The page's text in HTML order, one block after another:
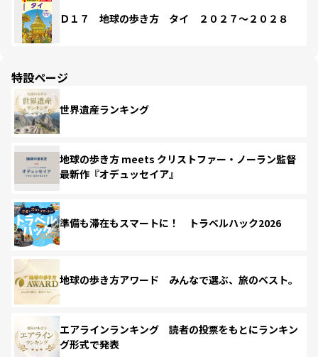
Ｄ１７ 地球の歩き方 タイ ２０２７～２０２８
特設ページ
世界遺産ランキング
地球の歩き方 meets クリストファー・ノーラン監督
最新作『オデュッセイア』
準備も滞在もスマートに！ トラベルハック2026
地球の歩き方アワード みんなで選ぶ、旅のベスト。
エアラインランキング 読者の投票をもとにランキン
グ形式で発表